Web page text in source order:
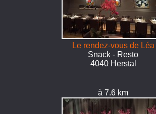
Le rendez-vous de Léa
Snack - Resto
4040 Herstal
à 7.6 km